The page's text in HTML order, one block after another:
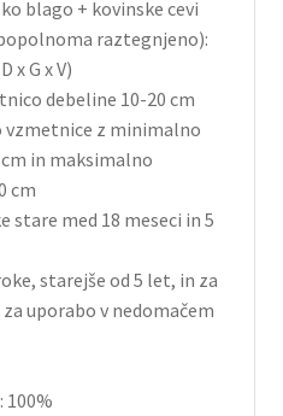
blago + kovinske cevi
raztegnjeno):
x G x V)
debeline 10-20 cm
vzmetnice z minimalno
in maksimalno
cm
stare med 18 meseci in 5
starejše od 5 let, in za
uporabo v nedomačem
100%